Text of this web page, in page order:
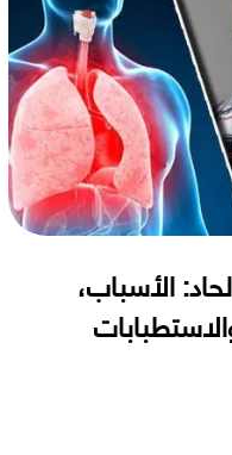
الأسباب،